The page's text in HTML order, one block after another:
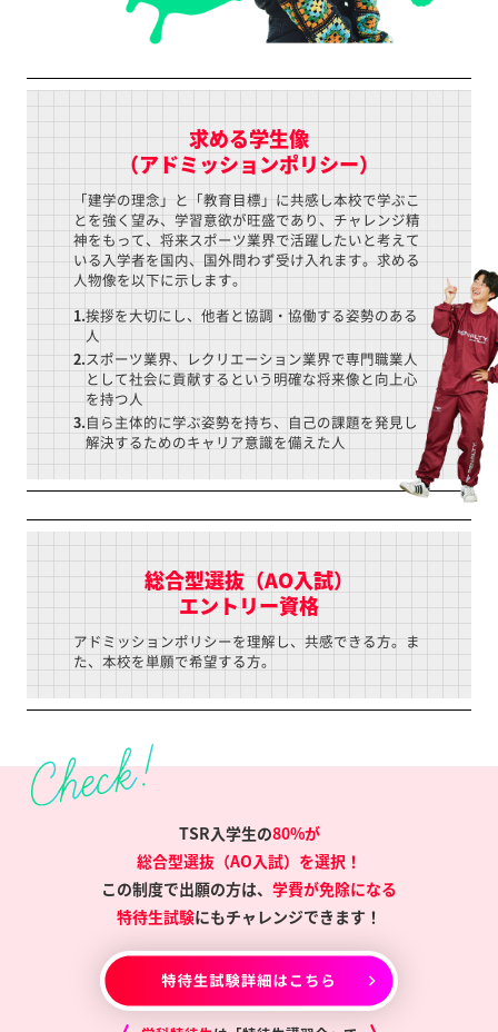
求める学生像
（アドミッションポリシー）
「建学の理念」と「教育目標」に共感し本校で学ぶこ
とを強く望み、学習意欲が旺盛であり、チャレンジ精
神をもって、将来スポーツ業界で活躍したいと考えて
いる入学者を国内、国外問わず受け入れます。求める
人物像を以下に示します。
1.挨拶を大切にし、他者と協調・協働する姿勢のある
人
2.スポーツ業界、レクリエーション業界で専門職業人
として社会に貢献するという明確な将来像と向上心
を持つ人
3.自ら主体的に学ぶ姿勢を持ち、自己の課題を発見し
解決するためのキャリア意識を備えた人
総合型選抜（AO入試）
エントリー資格
アドミッションポリシーを理解し、共感できる方。ま
た、本校を単願で希望する方。
TSR入学生の80%が
総合型選抜（AO入試）を選択！
この制度で出願の方は、 学費が免除になる
特待生試験にもチャレンジできます！